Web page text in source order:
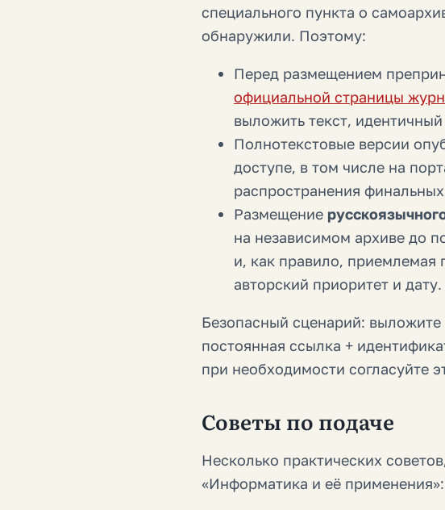
специального пункта о
обнаружили. Поэтому:
Перед размещением
официальной страницы
выложить текст,
Полнотекстовые версии
доступе, в том числе на
распространения
Размещение
на независимом архиве до
и, как правило, приемлемая
авторский приоритет и дату.
Безопасный сценарий: выложите
постоянная ссылка +
при необходимости согласуйте
Советы по подаче
Несколько практических
«Информатика и её применения»: